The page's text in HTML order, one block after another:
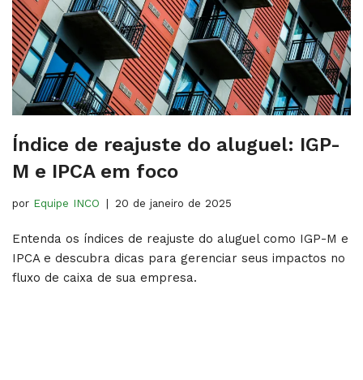
Índice de reajuste do aluguel: IGP-
M e IPCA em foco
por Equipe INCO 20 de janeiro de 2025
Entenda os índices de reajuste do aluguel como IGP-M e
IPCA e descubra dicas para gerenciar seus impactos no
fluxo de caixa de sua empresa.